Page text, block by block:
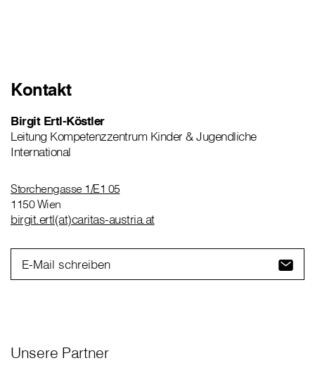
Kontakt
Birgit Ertl-Köstler
Leitung Kompetenzzentrum Kinder & Jugendliche
International
Storchengasse 1/E1 05
1150 Wien
birgit.ertl(at)caritas-austria.at
E-Mail schreiben
Unsere Partner